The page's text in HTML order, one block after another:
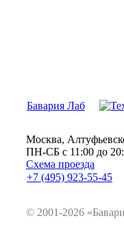
Бавария Лаб
Москва,
ПН-СБ с 11:00 до
Схема проезда
+7 (495) 923-55-45
© 2001-2026